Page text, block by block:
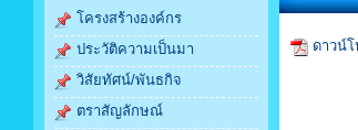
โครงสร้างองค์กร
ประวัติความเป็นมา
วิสัยทัศน์/พันธกิจ
ตราสัญลักษณ์
ดาวน์